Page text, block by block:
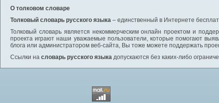
О толковом словаре
Толковый словарь русского языка – единственный в Интернете
Толковый словарь является некоммерческим онлайн проектом и
проекта играют наши уважаемые пользователи, которые помогают
блога или администратором веб-сайта, Вы тоже можете поддержать
Ссылки на словарь русского языка допускаются без каких-либо